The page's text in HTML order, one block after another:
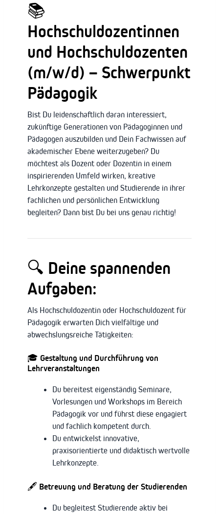
📚
Hochschuldozentinnen
und Hochschuldozenten
(m/w/d) – Schwerpunkt
Pädagogik
Bist Du leidenschaftlich daran interessiert,
zukünftige Generationen von Pädagoginnen und
Pädagogen auszubilden und Dein Fachwissen auf
akademischer Ebene weiterzugeben? Du
möchtest als Dozent oder Dozentin in einem
inspirierenden Umfeld wirken, kreative
Lehrkonzepte gestalten und Studierende in ihrer
fachlichen und persönlichen Entwicklung
begleiten? Dann bist Du bei uns genau richtig!
🔍 Deine spannenden
Aufgaben:
Als Hochschuldozentin oder Hochschuldozent für
Pädagogik erwarten Dich vielfältige und
abwechslungsreiche Tätigkeiten:
🎓 Gestaltung und Durchführung von
Lehrveranstaltungen
Du bereitest eigenständig Seminare,
Vorlesungen und Workshops im Bereich
Pädagogik vor und führst diese engagiert
und fachlich kompetent durch.
Du entwickelst innovative,
praxisorientierte und didaktisch wertvolle
Lehrkonzepte.
🖋 Betreuung und Beratung der Studierenden
Du begleitest Studierende aktiv bei